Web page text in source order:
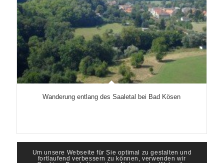
Wanderung entlang des Saaletal bei Bad Kösen
Um unsere Webseite für Sie optimal zu gestalten und
fortlaufend verbessern zu können, verwenden wir